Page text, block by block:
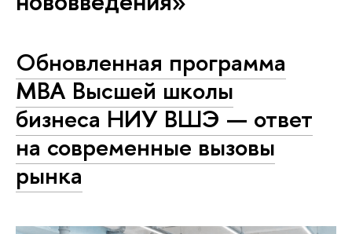
Обновленная программа
МВА Высшей школы
бизнеса НИУ ВШЭ — ответ
на современные вызовы
рынка